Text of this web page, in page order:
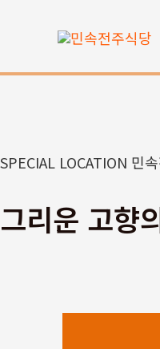
로
기
SPECIAL LOCATION 민
그리운 고향